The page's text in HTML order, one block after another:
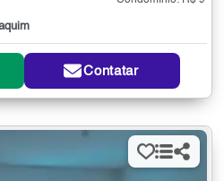
Contatar